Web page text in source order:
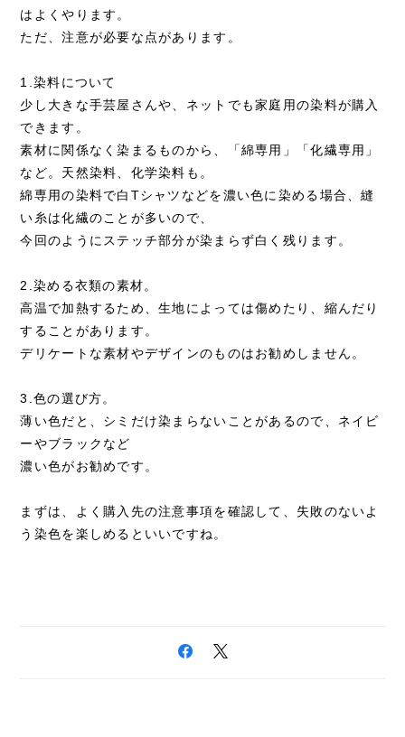
はよくやります。
ただ、注意が必要な点があります。
1.染料について
少し大きな手芸屋さんや、ネットでも家庭用の染料が購入
できます。
素材に関係なく染まるものから、「綿専用」「化繊専用」
など。天然染料、化学染料も。
綿専用の染料で白Tシャツなどを濃い色に染める場合、縫
い糸は化繊のことが多いので、
今回のようにステッチ部分が染まらず白く残ります。
2.染める衣類の素材。
高温で加熱するため、生地によっては傷めたり、縮んだり
することがあります。
デリケートな素材やデザインのものはお勧めしません。
3.色の選び方。
薄い色だと、シミだけ染まらないことがあるので、ネイビ
ーやブラックなど
濃い色がお勧めです。
まずは、よく購入先の注意事項を確認して、失敗のないよ
う染色を楽しめるといいですね。